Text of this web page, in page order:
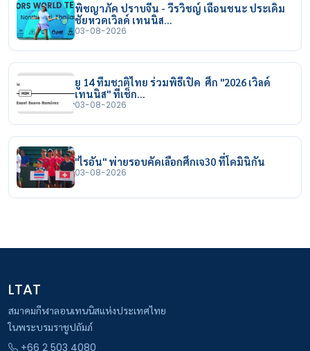
พิชญาภัค ปราบจีน - วีรวิชญ์ เฉือนชนะ ประเดิม
ชัยหวดเวิลด์ เทนนิส…
03-08-2026
ยู 14 ทีมชาติไทย ร่วมพิธีเปิด ศึก "2026 เวิลด์
เทนนิส" ที่เช็ก…
03-08-2026
"ไรอัน" พ่ายรอบคัดเลือกศึกเจ30 ที่โดมินิกัน
03-08-2026
LTAT
สมาคมกีฬาลอนเทนนิสแห่งประเทศไทย
ในพระบรมราชูปถัมภ์
+66 2 503 4080